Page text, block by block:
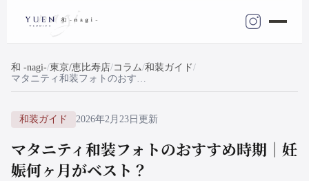
和 -nagi- 東京/恵比寿店 コラム 和装ガイド
マタニティ和装フォトのおすすめ時期｜妊娠何ヶ月がベスト？
和装ガイド 2026年2月23日更新
マタニティ和装フォトのおすすめ時期｜妊
娠何ヶ月がベスト？